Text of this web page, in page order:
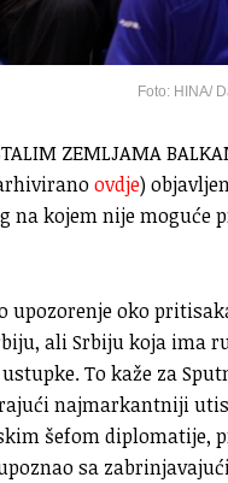
Foto: HINA/
ZEMLJAMA
ovdje)
kojem nije moguće
upozorenje oko
ali Srbiju koja ima
To kaže za
najmarkantniji
šefom diplomatije,
sa